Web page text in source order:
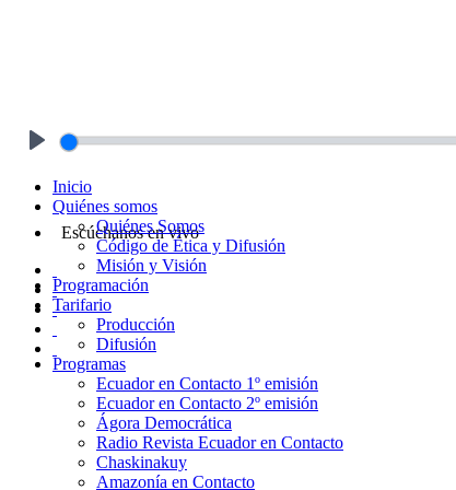
Escúchanos en vivo
Inicio
Quiénes somos
Quiénes Somos
Código de Ética y Difusión
Misión y Visión
Programación
Tarifario
Producción
Difusión
Programas
Ecuador en Contacto 1º emisión
Ecuador en Contacto 2º emisión
Ágora Democrática
Radio Revista Ecuador en Contacto
Chaskinakuy
Amazonía en Contacto